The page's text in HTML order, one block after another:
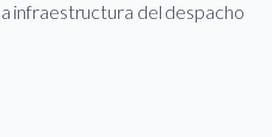
infraestructura del despacho